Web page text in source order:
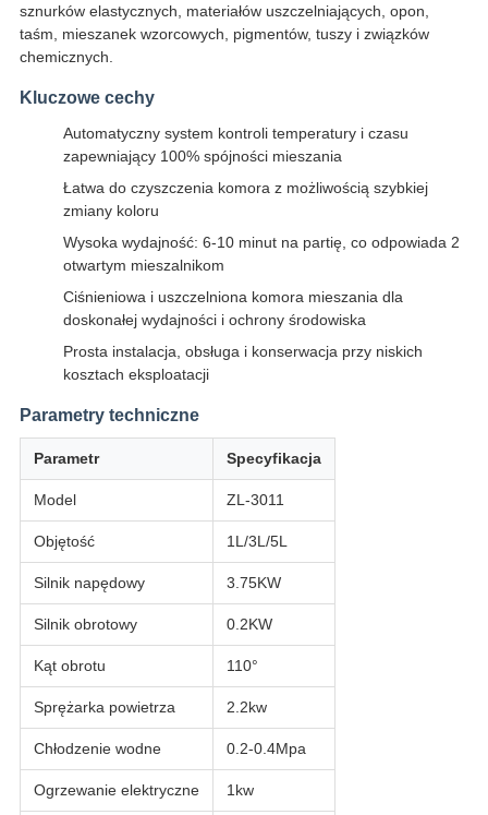
sznurków elastycznych, materiałów uszczelniających, opon,
taśm, mieszanek wzorcowych, pigmentów, tuszy i związków
chemicznych.
Kluczowe cechy
Automatyczny system kontroli temperatury i czasu
zapewniający 100% spójności mieszania
Łatwa do czyszczenia komora z możliwością szybkiej
zmiany koloru
Wysoka wydajność: 6-10 minut na partię, co odpowiada 2
otwartym mieszalnikom
Ciśnieniowa i uszczelniona komora mieszania dla
doskonałej wydajności i ochrony środowiska
Prosta instalacja, obsługa i konserwacja przy niskich
kosztach eksploatacji
Parametry techniczne
Parametr Specyfikacja
Model ZL-3011
Objętość 1L/3L/5L
Silnik napędowy 3.75KW
Silnik obrotowy 0.2KW
Kąt obrotu 110°
Sprężarka powietrza 2.2kw
Chłodzenie wodne 0.2-0.4Mpa
Ogrzewanie elektryczne 1kw